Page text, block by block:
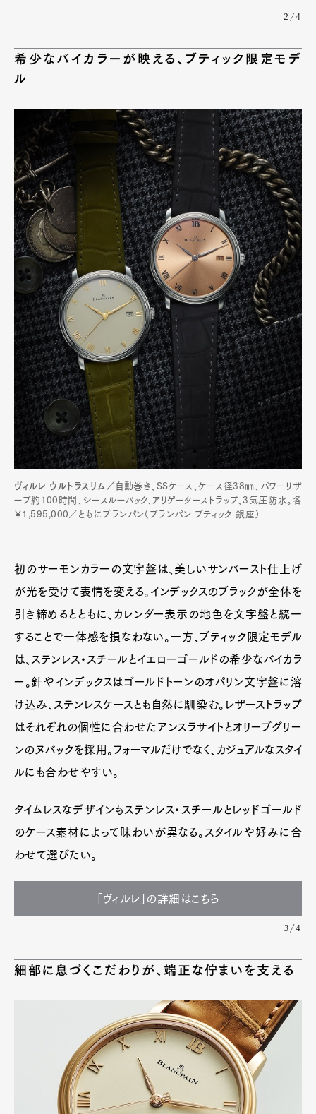
Pen Meet
Pen international Pen tw
2/4
希少なバイカラーが映える、ブティック限定モデ
ル
ヴィルレ ウルトラスリム／ 自動巻き、SSケース、ケース径38㎜、パワーリザ
ーブ約100時間、シースルーバック、アリゲーターストラップ、3気圧防水。各
￥1,595,000／ともにブランパン（ブランパン ブティック 銀座）
初のサーモンカラーの文字盤は、美しいサンバースト仕上げ
が光を受けて表情を変える。インデックスのブラックが全体を
引き締めるとともに、カレンダー表示の地色を文字盤と統一
することで一体感を損なわない。一方、ブティック限定モデル
は、ステンレス・スチールとイエローゴールドの希少なバイカラ
ー。針やインデックスはゴールドトーンのオパリン文字盤に溶
け込み、ステンレスケースとも自然に馴染む。レザーストラップ
はそれぞれの個性に合わせたアンスラサイトとオリーブグリー
ンのヌバックを採用。フォーマルだけでなく、カジュアルなスタイ
ルにも合わせやすい。
タイムレスなデザインもステンレス・スチールとレッドゴールド
のケース素材によって味わいが異なる。スタイルや好みに合
わせて選びたい。
「ヴィルレ」の詳細はこちら
3/4
細部に息づくこだわりが、端正な佇まいを支える